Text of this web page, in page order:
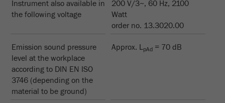
de las
cookies
Fin de sesión
vida de
las
Sesión
Nombre __utmz
Proveedor google
Instrument also available in
the following voltage
200 V/3~, 60 Hz, 2100
Watt
order no. 13.3020.00
Emission sound pressure
level at the workplace
according to DIN EN ISO
3746 (depending on the
material to be ground)
Approx. LpAd = 70 dB